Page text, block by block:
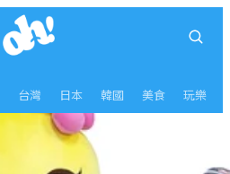
台灣 日本 韓國 美食 玩樂